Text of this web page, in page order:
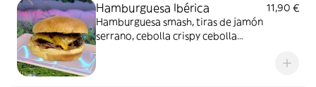
Hamburguesa Ibérica
11,90 €
Hamburguesa smash, tiras de jamón
serrano, cebolla crispy cebolla
cheddar. En pan brioche y acompañadas de